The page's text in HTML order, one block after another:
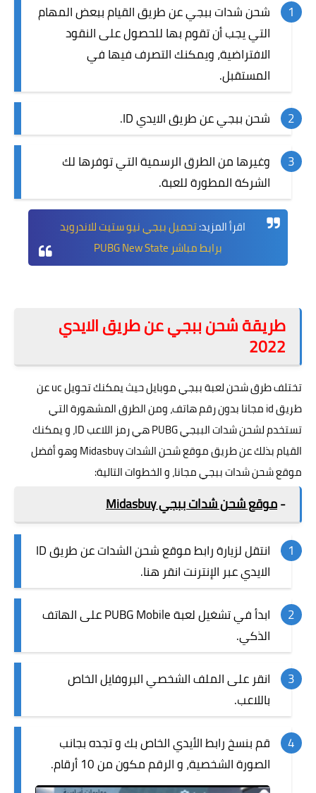
شحن شدات ببجي عن طريق القيام ببعض المهام
التي يجب أن تقوم بها للحصول على النقود
الافتراضية، ويمكنك التصرف فيها في
المستقبل.
شحن ببجي عن طريق الايدي ID.
وغيرها من الطرق الرسمية التي توفرها لك
الشركة المطورة للعبة.
اقرأ المزيد:تحميل ببجي نيو ستيت للاندرويد
برابط مباشر PUBG New State
طريقة شحن ببجي عن طريق الايدي
2022
تختلف طرق شحن لعبة ببجي موبايل حيث يمكنك تحويل uc عن
طريق id مجانا بدون رقم هاتف، ومن الطرق المشهورة التي
تستخدم لشحن شدات الببجي PUBG هي رمز اللاعب ID، و يمكنك
القيام بذلك عن طريق موقع شحن الشدات Midasbuy وهو أفضل
موقع شحن شدات ببجي مجانا، و الخطوات التالية:
-موقع شحن شدات ببجي Midasbuy
انتقل لزيارة رابط موقع شحن الشدات عن طريق ID
الايدي عبر الإنترنتانقر هنا.
ابدأ في تشغيل لعبة PUBG Mobile على الهاتف
الذكي.
انقر على الملف الشخصي البروفايل الخاص
باللاعب.
قم بنسخ رابط الأيدي الخاص بك و تجده بجانب
الصورة الشخصية، و الرقم مكون من 10 أرقام.